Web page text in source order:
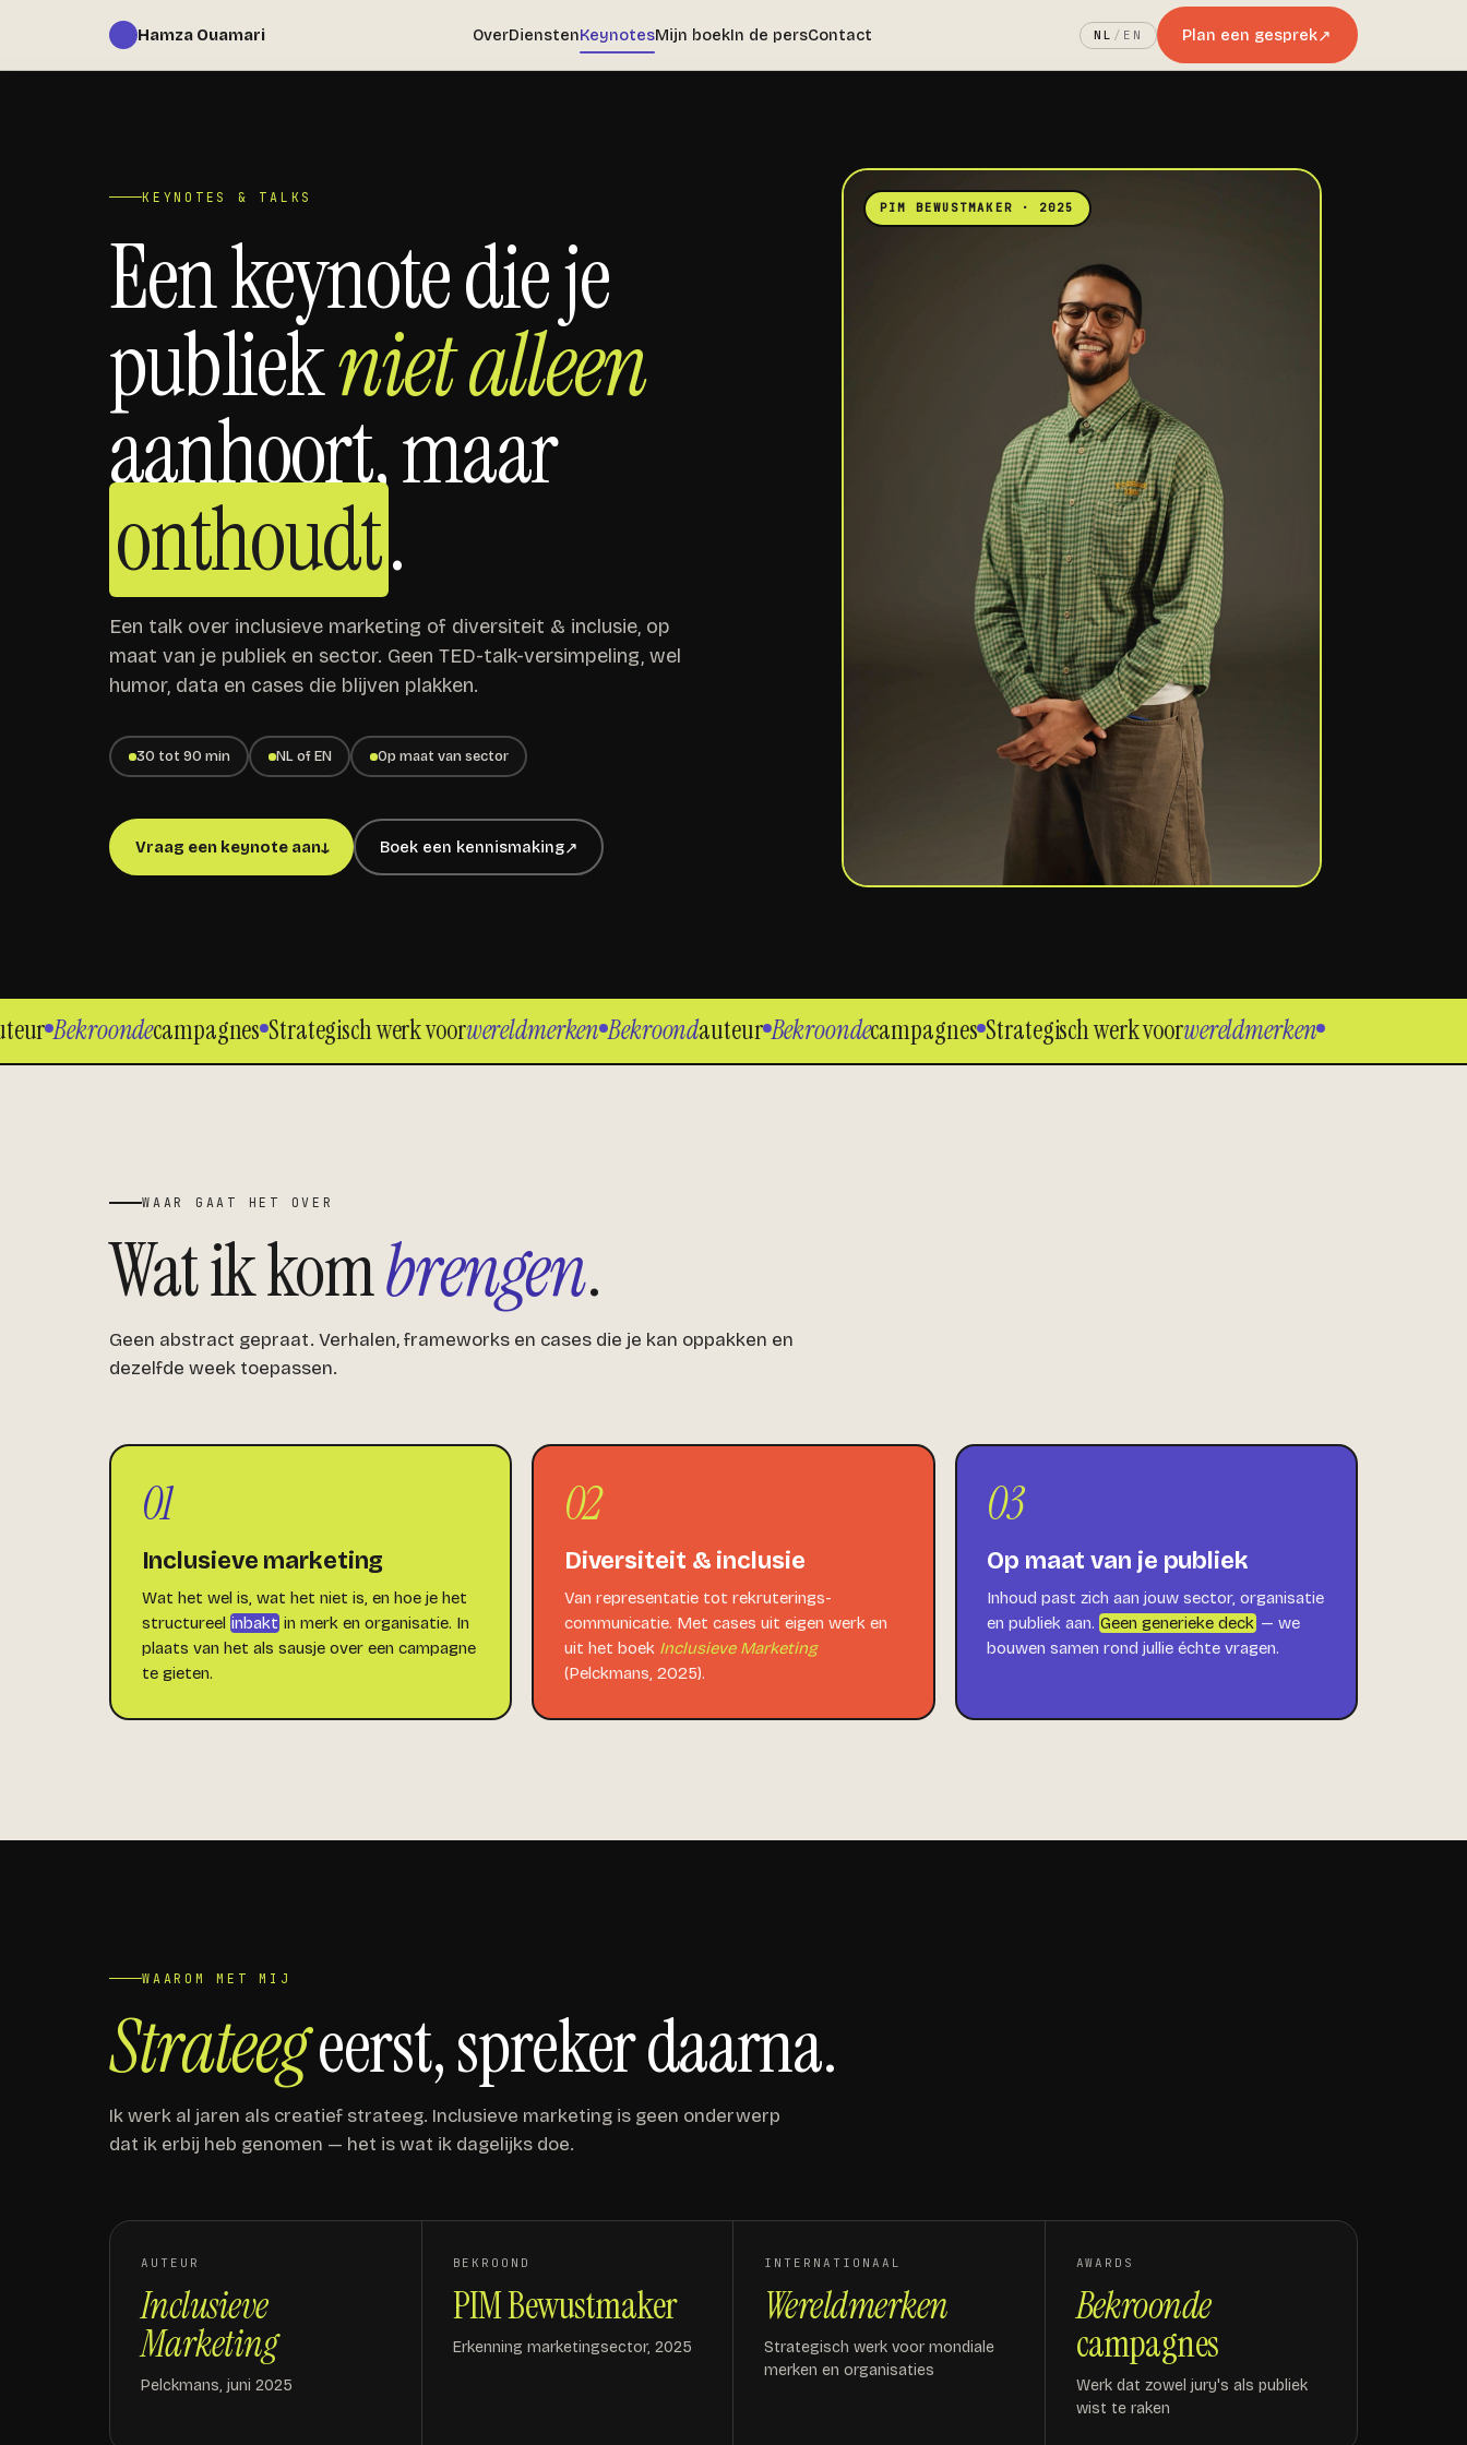
Hamza Ouamari OverDienstenKeynotesMijn boekIn de persContact NL / EN Plan een gesprek↗
KEYNOTES & TALKS
Een keynote die je
publiekniet alleen
aanhoort, maar
onthoudt.
Een talk over inclusieve marketing of diversiteit & inclusie, op
maat van je publiek en sector. Geen TED-talk-versimpeling, wel
humor, data en cases die blijven plakken.
30 tot 90 min NL of EN Op maat van sector
Vraag een keynote aan↓ Boek een kennismaking↗
PIM BEWUSTMAKER · 2025
Bekroondecampagnes Strategisch werk voorwereldmerken Bekroondauteur Bekroondecampagnes Strategisch werk voorwereldmerken
WAAR GAAT HET OVER
Wat ik kombrengen.
Geen abstract gepraat. Verhalen, frameworks en cases die je kan oppakken en
dezelfde week toepassen.
01
Inclusieve marketing
Wat het wel is, wat het niet is, en hoe je het
structureel inbaktin merk en organisatie. In
plaats van het als sausje over een campagne
te gieten.
02
Diversiteit & inclusie
Van representatie tot rekruterings­
communicatie. Met cases uit eigen werk en
uit het boek Inclusieve Marketing
(Pelckmans, 2025).
03
Op maat van je publiek
Inhoud past zich aan jouw sector, organisatie
en publiek aan.Geen generieke deck— we
bouwen samen rond jullie échte vragen.
WAAROM MET MIJ
Strateegeerst, spreker daarna.
Ik werk al jaren als creatief strateeg. Inclusieve marketing is geen onderwerp
dat ik erbij heb genomen — het is wat ik dagelijks doe.
AUTEUR
Inclusieve
Marketing
Pelckmans, juni 2025
BEKROOND
PIM Bewustmaker
Erkenning marketingsector, 2025
INTERNATIONAAL
Wereldmerken
Strategisch werk voor mondiale
merken en organisaties
AWARDS
Bekroonde
campagnes
Werk dat zowel jury's als publiek
wist te raken